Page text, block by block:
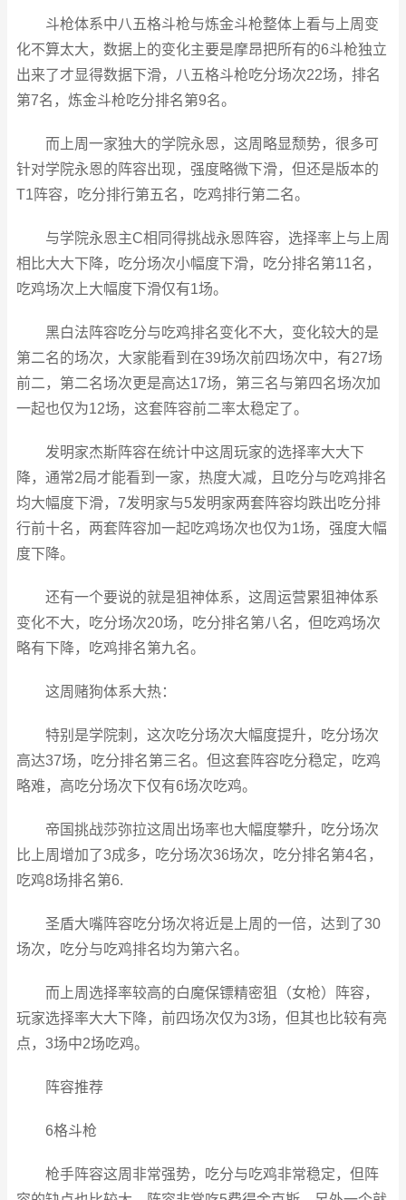
斗枪体系中八五格斗枪与炼金斗枪整体上看与上周变
化不算太大，数据上的变化主要是摩昂把所有的6斗枪独立
出来了才显得数据下滑，八五格斗枪吃分场次22场，排名
第7名，炼金斗枪吃分排名第9名。
而上周一家独大的学院永恩，这周略显颓势，很多可
针对学院永恩的阵容出现，强度略微下滑，但还是版本的
T1阵容，吃分排行第五名，吃鸡排行第二名。
与学院永恩主C相同得挑战永恩阵容，选择率上与上周
相比大大下降，吃分场次小幅度下滑，吃分排名第11名，
吃鸡场次上大幅度下滑仅有1场。
黑白法阵容吃分与吃鸡排名变化不大，变化较大的是
第二名的场次，大家能看到在39场次前四场次中，有27场
前二，第二名场次更是高达17场，第三名与第四名场次加
一起也仅为12场，这套阵容前二率太稳定了。
发明家杰斯阵容在统计中这周玩家的选择率大大下
降，通常2局才能看到一家，热度大减，且吃分与吃鸡排名
均大幅度下滑，7发明家与5发明家两套阵容均跌出吃分排
行前十名，两套阵容加一起吃鸡场次也仅为1场，强度大幅
度下降。
还有一个要说的就是狙神体系，这周运营累狙神体系
变化不大，吃分场次20场，吃分排名第八名，但吃鸡场次
略有下降，吃鸡排名第九名。
这周赌狗体系大热：
特别是学院刺，这次吃分场次大幅度提升，吃分场次
高达37场，吃分排名第三名。但这套阵容吃分稳定，吃鸡
略难，高吃分场次下仅有6场次吃鸡。
帝国挑战莎弥拉这周出场率也大幅度攀升，吃分场次
比上周增加了3成多，吃分场次36场次，吃分排名第4名，
吃鸡8场排名第6.
圣盾大嘴阵容吃分场次将近是上周的一倍，达到了30
场次，吃分与吃鸡排名均为第六名。
而上周选择率较高的白魔保镖精密狙（女枪）阵容，
玩家选择率大大下降，前四场次仅为3场，但其也比较有亮
点，3场中2场吃鸡。
阵容推荐
6格斗枪
枪手阵容这周非常强势，吃分与吃鸡非常稳定，但阵